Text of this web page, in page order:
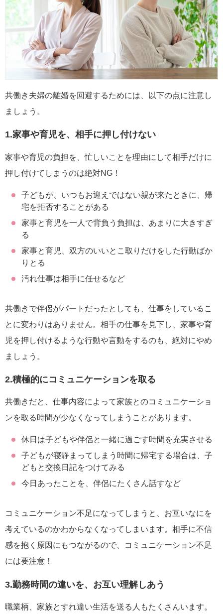
共働き夫婦の離婚を回避するためには、以下の点に注意し
ましょう。
1.家事や育児を、相手に押し付けない
家事や育児の負担を、忙しいことを理由にして相手だけに
押し付けてしまうのは絶対NG！
子どもが、いつもお迎えではない親が来たときに、帰
宅を拒否することがある
家事と育児を一人で背負う負担は、あまりに大きすぎ
る
家事と育児、双方のいいとこ取りだけをした行動ばか
りとる
汚れ仕事は相手に任せるなど
共働きで伴侶がパートだったとしても、仕事をしているこ
とに変わりはありません。相手の仕事を見下し、家事や育
児を押し付けるような行動や言動をするのも、絶対にやめ
ましょう。
2.積極的にコミュニケーションを取る
共働きだと、仕事内容によって家族とのコミュニケーショ
ンを取る時間が少なくなってしまうことがあります。
休日は子どもや伴侶と一緒に過ごす時間を充実させる
子どもが寝静まってしまう時間に帰宅する場合は、子
どもと交換日記をつけてみる
今日あったことを、伴侶にたくさん話すなど
コミュニケーション不足になってしまうと、お互いなにを
考えているのかわからなくなってしまいます。相手に不信
感を抱く原因にもつながるので、コミュニケーション不足
には要注意！
3.勤務時間の違いを、お互い理解しあう
職業柄、家族とすれ違い生活を送る人もたくさんいます。